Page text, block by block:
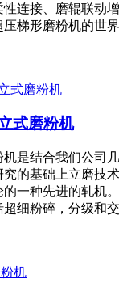
性连接、磨辊联动
梯形磨粉机的世
式磨粉机
是结合我们公司
的基础上立磨技
的一种先进的轧机
超细粉碎，分级和